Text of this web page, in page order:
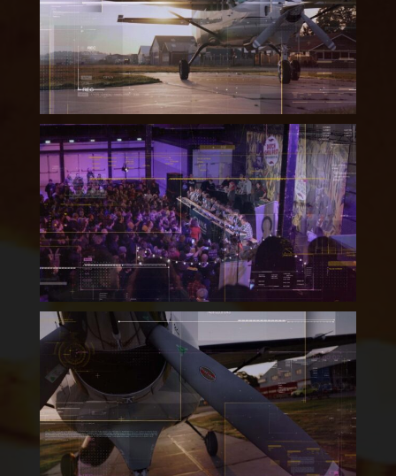
Shark Boogie “Summer
Editie 2022” – Overzicht
Dutch Chili Fest –
Aftermovie 2022
Shark Boogie “Spring Editie
2022” – Overzicht